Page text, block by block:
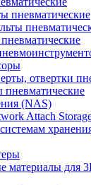
пневматические
отвертки
пневматические
(NAS)
Attach
материалы для